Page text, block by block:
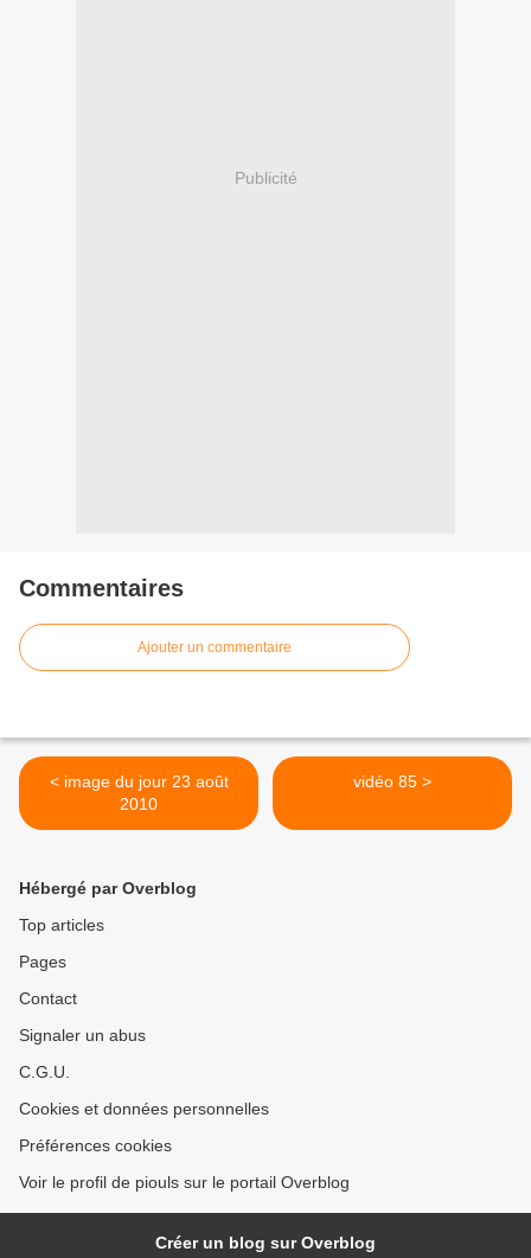
Publicité
Commentaires
Ajouter un commentaire
< image du jour 23 août
2010
vidéo 85 >
Hébergé par Overblog
Top articles
Pages
Contact
Signaler un abus
C.G.U.
Cookies et données personnelles
Préférences cookies
Voir le profil de piouls sur le portail Overblog
Créer un blog sur Overblog